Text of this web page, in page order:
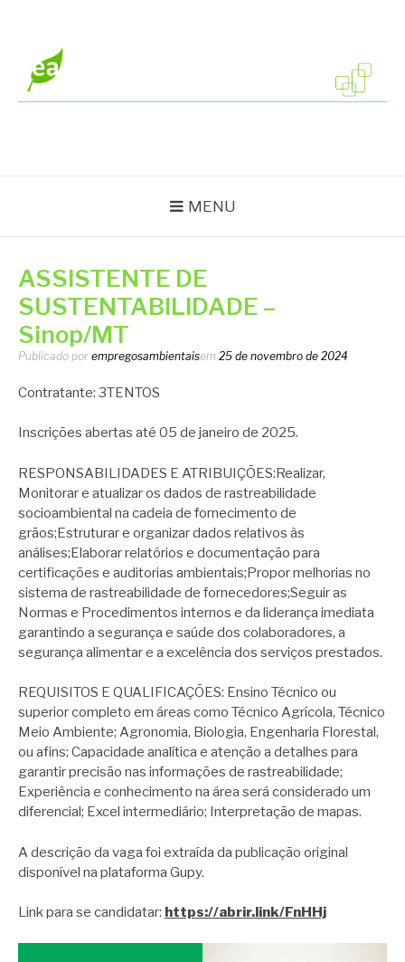
conteúdo
MENU
ASSISTENTE DE
SUSTENTABILIDADE –
Sinop/MT
Publicado por empregosambientaisem 25 de novembro de 2024
Contratante: 3TENTOS
Inscrições abertas até 05 de janeiro de 2025.
RESPONSABILIDADES E ATRIBUIÇÕES:Realizar,
Monitorar e atualizar os dados de rastreabilidade
socioambiental na cadeia de fornecimento de
grãos;Estruturar e organizar dados relativos às
análises;Elaborar relatórios e documentação para
certificações e auditorias ambientais;Propor melhorias no
sistema de rastreabilidade de fornecedores;Seguir as
Normas e Procedimentos internos e da liderança imediata
garantindo a segurança e saúde dos colaboradores, a
segurança alimentar e a excelência dos serviços prestados.
REQUISITOS E QUALIFICAÇÕES: Ensino Técnico ou
superior completo em áreas como Técnico Agrícola, Técnico
Meio Ambiente; Agronomia, Biologia, Engenharia Florestal,
ou afins; Capacidade analítica e atenção a detalhes para
garantir precisão nas informações de rastreabilidade;
Experiência e conhecimento na área será considerado um
diferencial; Excel intermediário; Interpretação de mapas.
A descrição da vaga foi extraída da publicação original
disponível na plataforma Gupy.
Link para se candidatar: https://abrir.link/FnHHj